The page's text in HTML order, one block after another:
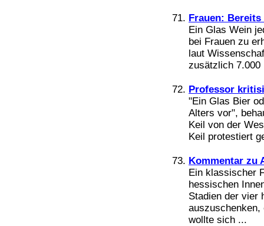
Frauen:
Ein Glas Wein
bei Frauen zu
laut
zusätzlich 7.000
Professor
"Ein Glas Bier
Alters vor",
Keil von der
Keil protestiert
Kommentar zu
Ein klassischer
hessischen
Stadien der vier
auszuschenken,
wollte sich ...